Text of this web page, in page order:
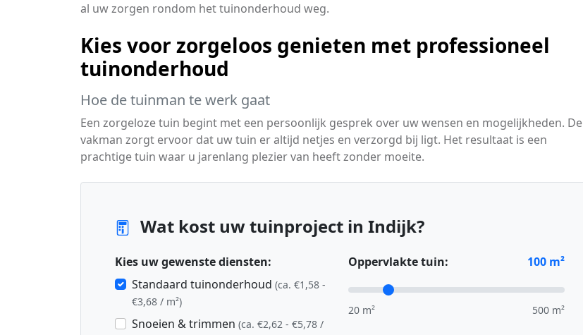
al uw zorgen rondom het tuinonderhoud weg.
Kies voor zorgeloos genieten met professioneel
tuinonderhoud
Hoe de tuinman te werk gaat
Een zorgeloze tuin begint met een persoonlijk gesprek over uw wensen en mogelijkheden. De
vakman zorgt ervoor dat uw tuin er altijd netjes en verzorgd bij ligt. Het resultaat is een
prachtige tuin waar u jarenlang plezier van heeft zonder moeite.
Wat kost uw tuinproject in Indijk?
Kies uw gewenste diensten:
Standaard tuinonderhoud (ca. €1,58 -
€3,68 / m²)
Snoeien & trimmen (ca. €2,62 - €5,78 /
Oppervlakte tuin: 100 m²
20 m² 500 m²